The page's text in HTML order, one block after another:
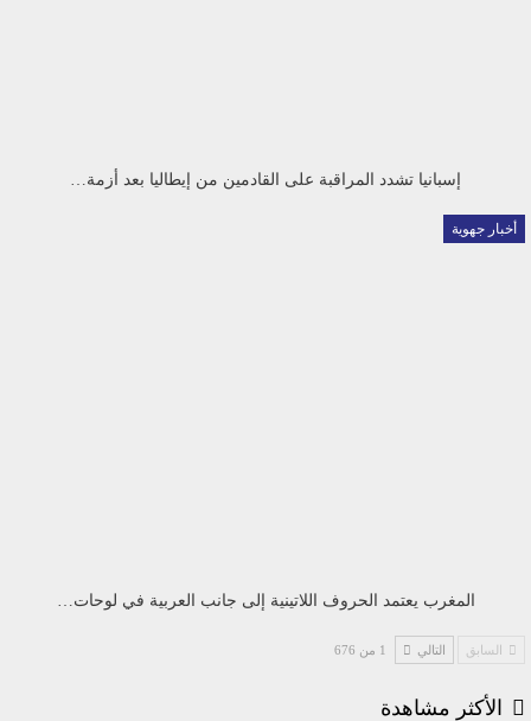
إسبانيا تشدد المراقبة على القادمين من إيطاليا بعد أزمة…
أخبار جهوية
المغرب يعتمد الحروف اللاتينية إلى جانب العربية في لوحات…
السابق التالي 1 من 676
الأكثر مشاهدة